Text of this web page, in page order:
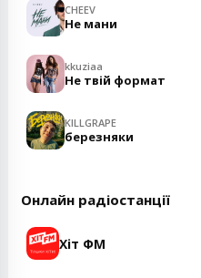
CHEEV
Не мани
kkuziaa
Не твій формат
KILLGRAPE
березняки
Онлайн радіостанції
Хіт ФМ